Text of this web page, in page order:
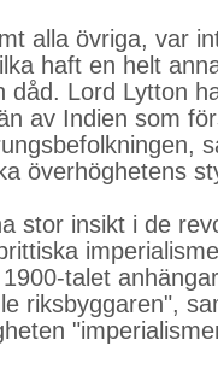
alla övriga, var
haft en helt
dåd. Lord Lytton
av Indien som
överhöghetens
stor insikt i de
talet
riksbyggaren",